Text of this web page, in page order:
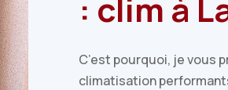
: clim à
C’est pourquoi, je vous
climatisation